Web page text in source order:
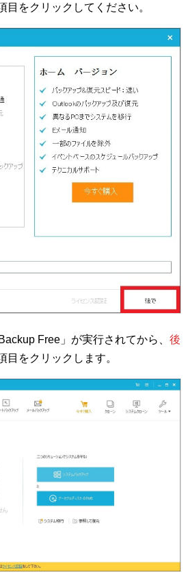
目をクリックしてください。
Free」が実行されてから、 後
目をクリックします。